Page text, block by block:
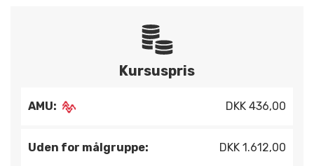
Kursuspris
AMU: DKK 436,00
Uden for målgruppe: DKK 1.612,00